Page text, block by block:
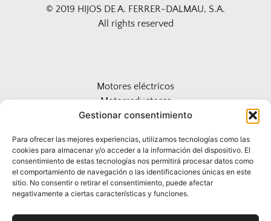
Gestionar consentimiento
Para ofrecer las mejores experiencias, utilizamos tecnologías como las
cookies para almacenar y/o acceder a la información del dispositivo. El
consentimiento de estas tecnologías nos permitirá procesar datos como
el comportamiento de navegación o las identificaciones únicas en este
sitio. No consentir o retirar el consentimiento, puede afectar
negativamente a ciertas características y funciones.
© 2019 HIJOS DE A. FERRER-DALMAU, S.A.
All rights reserved
Motores eléctricos
Motorreductores
Actuadores hidráulicos
Variadores de Frecuencia
Acoplamientos
Limitadores de par
Pirómetros